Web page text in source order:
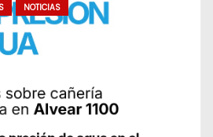
NOTICIAS